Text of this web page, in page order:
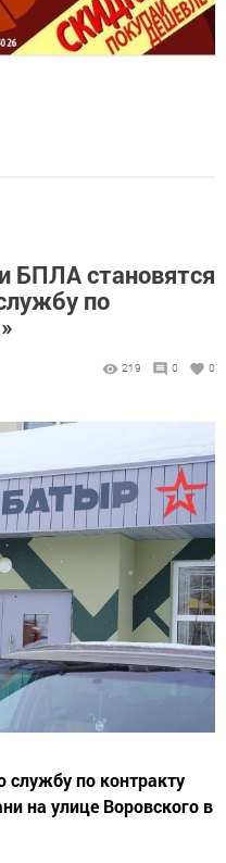
БПЛА становятся
по
219 0 0
по контракту
на улице Воровского в